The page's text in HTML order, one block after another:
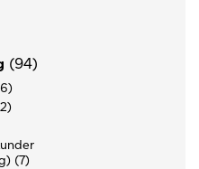
(94)
(7)